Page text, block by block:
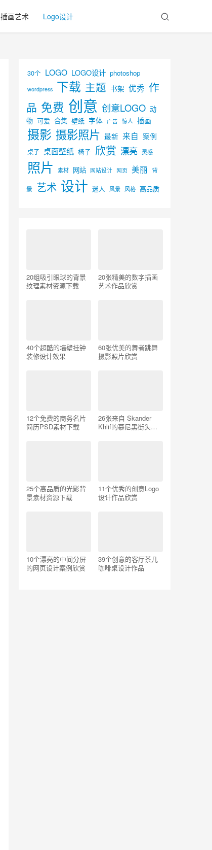
插画艺术 Logo设计
30个 LOGO LOGO设计 photoshop
wordpress 下载 主题 书架 优秀 作
品 免费 创意 创意LOGO 动
物 可爱 合集 壁纸 字体 广告 惊人 插画
摄影 摄影照片 最新 来自 案例
桌子 桌面壁纸 椅子 欣赏 漂亮 灵感
照片 素材 网站 网站设计 网页 美丽 背
景 艺术 设计 迷人 风景 风格 高品质
20组吸引眼球的背景
纹理素材资源下载
20张精美的数字插画
艺术作品欣赏
40个超酷的墙壁挂钟
装修设计效果
60张优美的舞者跳舞
摄影照片欣赏
12个免费的商务名片
简历PSD素材下载
26张来自 Skander
Khlif的慕尼黑街头摄
25个高品质的光影背
景素材资源下载
11个优秀的创意Logo
设计作品欣赏
10个漂亮的中间分屏
的网页设计案例欣赏
39个创意的客厅茶几
咖啡桌设计作品